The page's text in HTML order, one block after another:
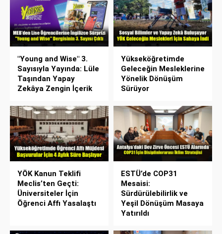
"Young and Wise" 3.
Sayısıyla Yayında: Lüle
Taşından Yapay
Zekâya Zengin İçerik
Yükseköğretimde
Geleceğin Mesleklerine
Yönelik Dönüşüm
Sürüyor
YÖK Kanun Teklifi
Meclis’ten Geçti:
Üniversiteler İçin
Öğrenci Affı Yasalaştı
ESTÜ’de COP31
Mesaisi:
Sürdürülebilirlik ve
Yeşil Dönüşüm Masaya
Yatırıldı